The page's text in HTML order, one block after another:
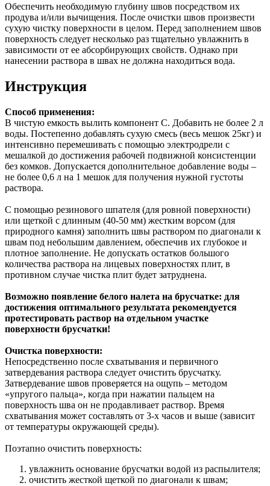
Обеспечить необходимую глубину швов посредством их
продува и/или вычищения. После очистки швов произвести
сухую чистку поверхности в целом. Перед заполнением швов
поверхность следует несколько раз тщательно увлажнить в
зависимости от ее абсорбирующих свойств. Однако при
нанесении раствора в швах не должна находиться вода.
Инструкция
Способ применения:
В чистую емкость вылить компонент С. Добавить не более 2 л
воды. Постепенно добавлять сухую смесь (весь мешок 25кг) и
интенсивно перемешивать с помощью электродрели с
мешалкой до достижения рабочей подвижной консистенции
без комков. Допускается дополнительное добавление воды –
не более 0,6 л на 1 мешок для получения нужной густоты
раствора.
С помощью резинового шпателя (для ровной поверхности)
или щеткой с длинным (40-50 мм) жестким ворсом (для
природного камня) заполнить швы раствором по диагонали к
швам под небольшим давлением, обеспечив их глубокое и
плотное заполнение. Не допускать остатков большого
количества раствора на лицевых поверхностях плит, в
противном случае чистка плит будет затруднена.
Возможно появление белого налета на брусчатке: для
достижения оптимального результата рекомендуется
протестировать раствор на отдельном участке
поверхности брусчатки!
Очистка поверхности:
Непосредственно после схватывания и первичного
затвердевания раствора следует очистить брусчатку.
Затвердевание швов проверяется на ощупь – методом
«упругого пальца», когда при нажатии пальцем на
поверхность шва он не продавливает раствор. Время
схватывания может составлять от 3-х часов и выше (зависит
от температуры окружающей среды).
Поэтапно очистить поверхность:
увлажнить основание брусчатки водой из распылителя;
очистить жесткой щеткой по диагонали к швам;